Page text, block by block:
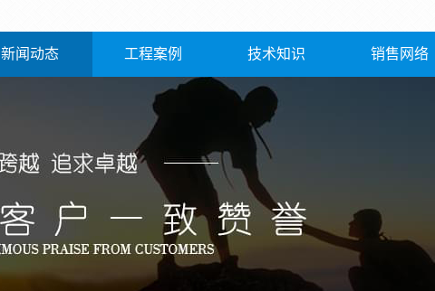
新闻动态 工程案例 技术知识 销售网络